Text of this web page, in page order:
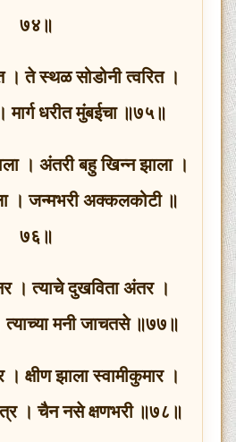
७४॥
। ते स्थळ सोडोनी त्वरित ।
मार्ग धरीत मुंबईचा ॥७५॥
। अंतरी बहु खिन्न झाला ।
। जन्मभरी अक्कलकोटी ॥
७६॥
। त्याचे दुखविता अंतर ।
मनी जाचतसे ॥७७॥
। क्षीण झाला स्वामीकुमार ।
। चैन नसे क्षणभरी ॥७८॥